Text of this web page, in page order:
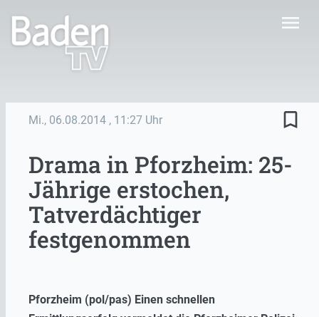
menu
Mi., 06.08.2014 , 11:27 Uhr bookmark_border
Drama in Pforzheim: 25-
Jährige erstochen,
Tatverdächtiger
festgenommen
Pforzheim (pol/pas) Einen schnellen